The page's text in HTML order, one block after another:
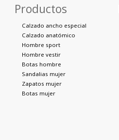
Productos
Calzado ancho especial
Calzado anatómico
Hombre sport
Hombre vestir
Botas hombre
Sandalias mujer
Zapatos mujer
Botas mujer